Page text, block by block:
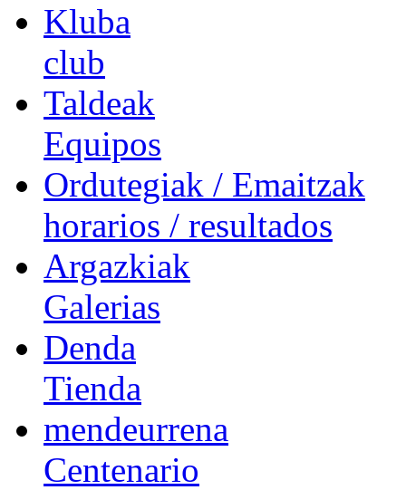
Kluba
club
Taldeak
Equipos
Ordutegiak / Emaitzak
horarios / resultados
Argazkiak
Galerias
Denda
Tienda
mendeurrena
Centenario